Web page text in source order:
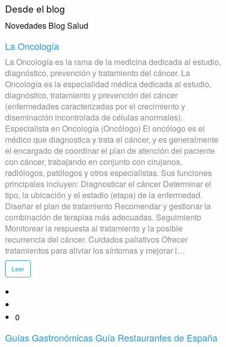
Desde el blog
Novedades Blog Salud
La Oncología
La Oncología es la rama de la medicina dedicada al estudio,
diagnóstico, prevención y tratamiento del cáncer. La
Oncología es la especialidad médica dedicada al estudio,
diagnóstico, tratamiento y prevención del cáncer
(enfermedades caracterizadas por el crecimiento y
diseminación incontrolada de células anormales).
Especialista en Oncología (Oncólogo) El oncólogo es el
médico que diagnostica y trata el cáncer, y es generalmente
el encargado de coordinar el plan de atención del paciente
con cáncer, trabajando en conjunto con cirujanos,
radiólogos, patólogos y otros especialistas. Sus funciones
principales incluyen: Diagnosticar el cáncer Determinar el
tipo, la ubicación y el estadio (etapa) de la enfermedad.
Diseñar el plan de tratamiento Recomendar y gestionar la
combinación de terapias más adecuadas. Seguimiento
Monitorear la respuesta al tratamiento y la posible
recurrencia del cáncer. Cuidados paliativos Ofrecer
tratamientos para aliviar los síntomas y mejorar l…
Leer
0
Guías Gastronómicas Guía Restaurantes de España